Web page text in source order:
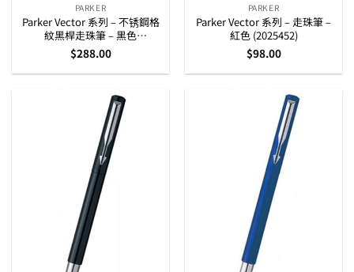
PARKER
Parker Vector 系列 – 不锈鋼格
紋黑桿走珠筆 – 黑色
(SCS0905510)
$288.00
PARKER
Parker Vector 系列 – 走珠筆 –
紅色 (2025452)
$98.00